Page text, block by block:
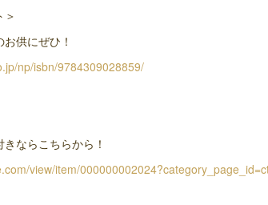
＞
お供にぜひ！
np/isbn/9784309028859/
ならこちらから！
view/item/